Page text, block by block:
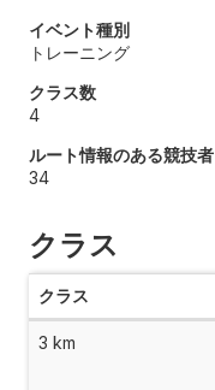
イベント種別
トレーニング
クラス数
4
ルート情報のある競技者
34
クラス
クラス
3 km